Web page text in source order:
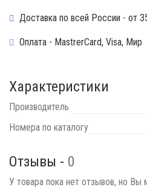
Доставка по всей России - от
Оплата - MastrerCard, Visa, Мир
Характеристики
Производитель
Номера по каталогу
Отзывы - 0
У товара пока нет отзывов, но